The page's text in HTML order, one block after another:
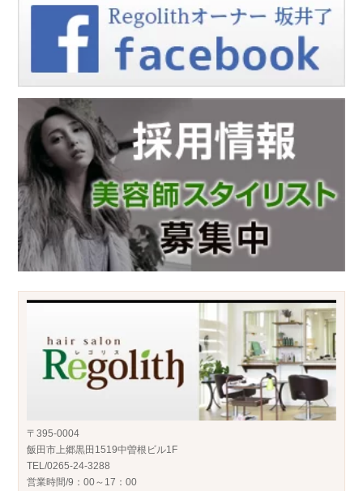
〒395-0004
飯田市上郷黒田1519中曽根ビル1F
TEL/0265-24-3288
営業時間/9：00～17：00